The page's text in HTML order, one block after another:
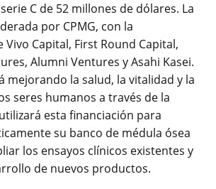
C de 52 millones de dólares. La
por CPMG, con la
Capital, First Round Capital,
Alumni Ventures y Asahi Kasei.
mejorando la salud, la vitalidad y la
seres humanos a través de la
esta financiación para
su banco de médula ósea
los ensayos clínicos existentes y
de nuevos productos.